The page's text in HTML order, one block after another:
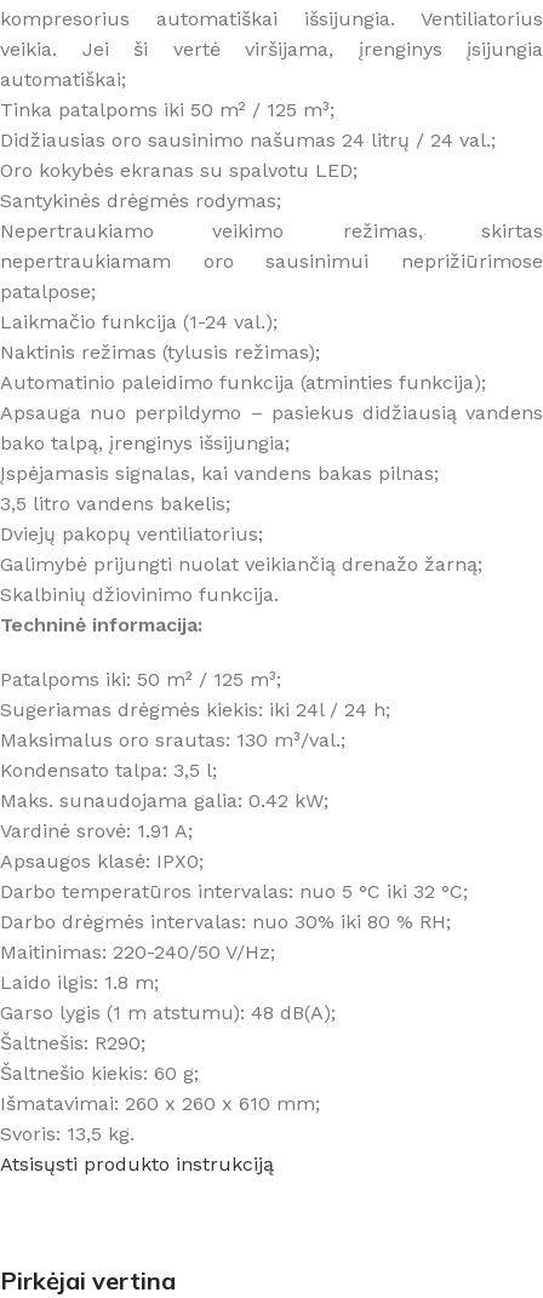
kompresorius automatiškai išsijungia. Ventiliatorius
veikia. Jei ši vertė viršijama, įrenginys įsijungia
automatiškai;
Tinka patalpoms iki 50 m² / 125 m³;
Didžiausias oro sausinimo našumas 24 litrų / 24 val.;
Oro kokybės ekranas su spalvotu LED;
Santykinės drėgmės rodymas;
Nepertraukiamo veikimo režimas, skirtas
nepertraukiamam oro sausinimui neprižiūrimose
patalpose;
Laikmačio funkcija (1-24 val.);
Naktinis režimas (tylusis režimas);
Automatinio paleidimo funkcija (atminties funkcija);
Apsauga nuo perpildymo – pasiekus didžiausią vandens
bako talpą, įrenginys išsijungia;
Įspėjamasis signalas, kai vandens bakas pilnas;
3,5 litro vandens bakelis;
Dviejų pakopų ventiliatorius;
Galimybė prijungti nuolat veikiančią drenažo žarną;
Skalbinių džiovinimo funkcija.
Techninė informacija:
Patalpoms iki: 50 m² / 125 m³;
Sugeriamas drėgmės kiekis: iki 24l / 24 h;
Maksimalus oro srautas: 130 m³/val.;
Kondensato talpa: 3,5 l;
Maks. sunaudojama galia: 0.42 kW;
Vardinė srovė: 1.91 A;
Apsaugos klasė: IPX0;
Darbo temperatūros intervalas: nuo 5 °C iki 32 °C;
Darbo drėgmės intervalas: nuo 30% iki 80 % RH;
Maitinimas: 220-240/50 V/Hz;
Laido ilgis: 1.8 m;
Garso lygis (1 m atstumu): 48 dB(A);
Šaltnešis: R290;
Šaltnešio kiekis: 60 g;
Išmatavimai: 260 x 260 x 610 mm;
Svoris: 13,5 kg.
Atsisųsti produkto instrukciją
Pirkėjai vertina